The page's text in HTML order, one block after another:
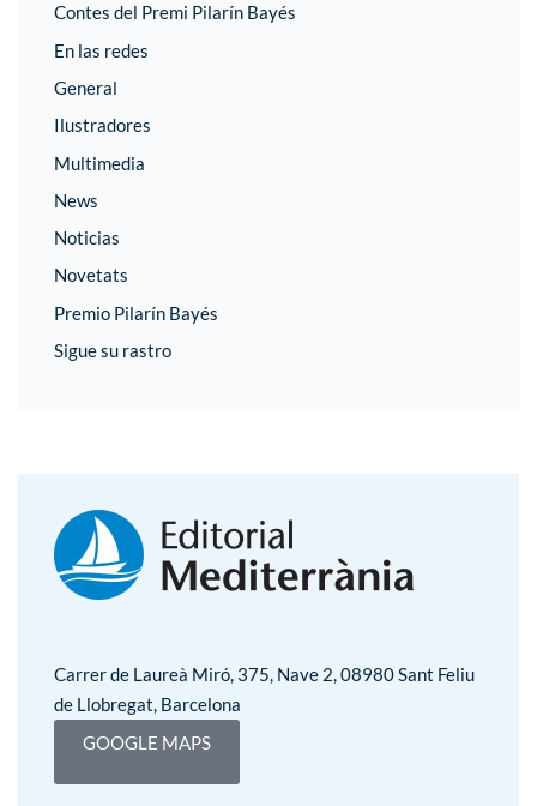
Contes del Premi Pilarín Bayés
En las redes
General
Ilustradores
Multimedia
News
Noticias
Novetats
Premio Pilarín Bayés
Sigue su rastro
Carrer de Laureà Miró, 375, Nave 2, 08980 Sant Feliu
de Llobregat, Barcelona
GOOGLE MAPS